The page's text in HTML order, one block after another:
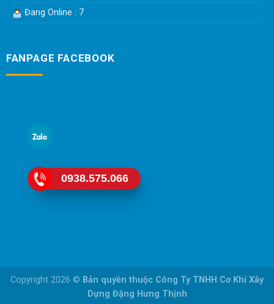
Đang Online : 7
FANPAGE FACEBOOK
Copyright 2026 © Bản quyền thuộc Công Ty TNHH Cơ Khí Xây
Dựng Đặng Hưng Thịnh
0938.575.066